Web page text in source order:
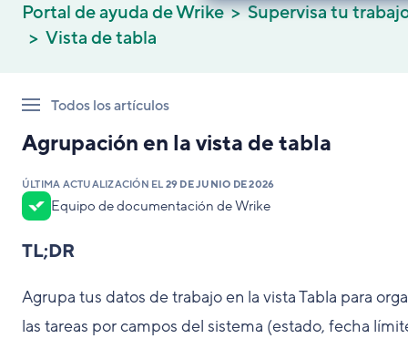
Portal de ayuda de Wrike
Supervisa tu
Vista de tabla
Todos los artículos
Agrupación en la vista de tabla
ÚLTIMA ACTUALIZACIÓN EL 29 DE JUNIO DE 2026
Equipo de documentación de Wrike
TL;DR
Agrupa tus datos de trabajo en la vista Tabla para
las tareas por campos del sistema (estado, fecha